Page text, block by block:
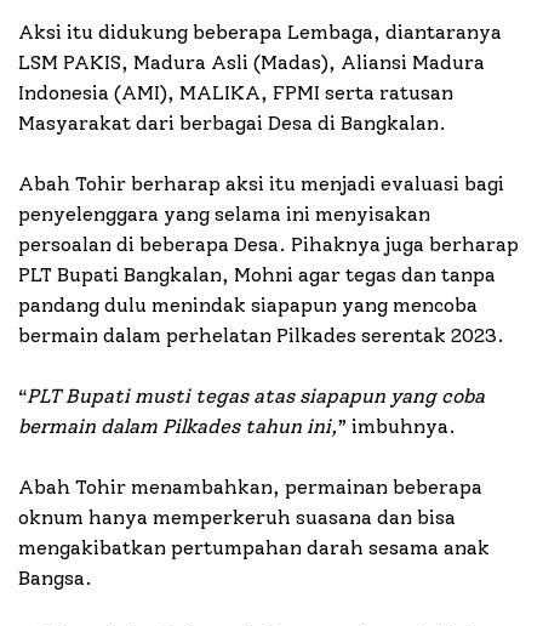
Aksi itu didukung beberapa Lembaga, diantaranya
LSM PAKIS, Madura Asli (Madas), Aliansi Madura
Indonesia (AMI), MALIKA, FPMI serta ratusan
Masyarakat dari berbagai Desa di Bangkalan.
Abah Tohir berharap aksi itu menjadi evaluasi bagi
penyelenggara yang selama ini menyisakan
persoalan di beberapa Desa. Pihaknya juga berharap
PLT Bupati Bangkalan, Mohni agar tegas dan tanpa
pandang dulu menindak siapapun yang mencoba
bermain dalam perhelatan Pilkades serentak 2023.
“PLT Bupati musti tegas atas siapapun yang coba
bermain dalam Pilkades tahun ini,” imbuhnya.
Abah Tohir menambahkan, permainan beberapa
oknum hanya memperkeruh suasana dan bisa
mengakibatkan pertumpahan darah sesama anak
Bangsa.